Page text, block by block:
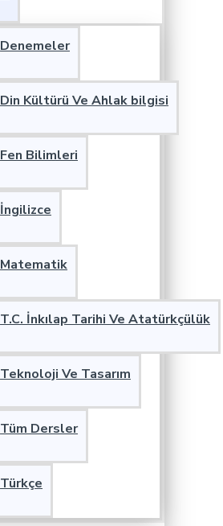
Denemeler
Din Kültürü Ve Ahlak bilgisi
Fen Bilimleri
İngilizce
Matematik
T.C. İnkılap Tarihi Ve Atatürkçülük
Teknoloji Ve Tasarım
Tüm Dersler
Türkçe